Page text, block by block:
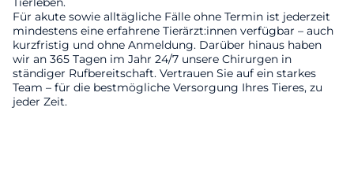
Für akute sowie alltägliche Fälle ohne Termin ist jederzeit
mindestens eine erfahrene Tierärzt:innen verfügbar – auch
kurzfristig und ohne Anmeldung. Darüber hinaus haben
wir an 365 Tagen im Jahr 24/7 unsere Chirurgen in
ständiger Rufbereitschaft. Vertrauen Sie auf ein starkes
Team – für die bestmögliche Versorgung Ihres Tieres, zu
jeder Zeit.